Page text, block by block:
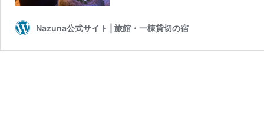
Nazuna公式サイト | 旅館・一棟貸切の宿